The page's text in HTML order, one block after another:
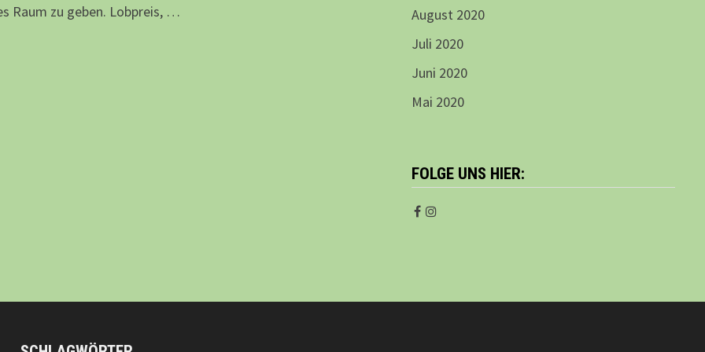
Raum zu geben. Lobpreis, …
August 2020
Juli 2020
Juni 2020
Mai 2020
FOLGE UNS HIER: